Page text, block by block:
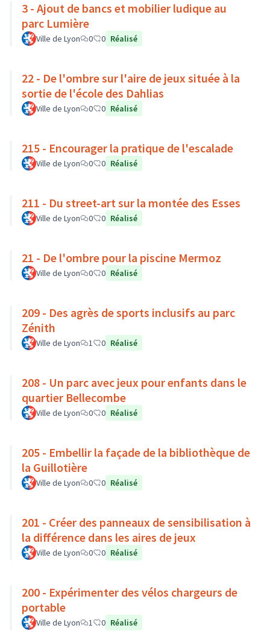
3 - Ajout de bancs et mobilier ludique au
parc Lumière
Ville de Lyon 0 0 Réalisé
22 - De l'ombre sur l'aire de jeux située à la
sortie de l'école des Dahlias
Ville de Lyon 0 0 Réalisé
215 - Encourager la pratique de l'escalade
Ville de Lyon 0 0 Réalisé
211 - Du street-art sur la montée des Esses
Ville de Lyon 0 0 Réalisé
21 - De l'ombre pour la piscine Mermoz
Ville de Lyon 0 0 Réalisé
209 - Des agrès de sports inclusifs au parc
Zénith
Ville de Lyon 1 0 Réalisé
208 - Un parc avec jeux pour enfants dans le
quartier Bellecombe
Ville de Lyon 0 0 Réalisé
205 - Embellir la façade de la bibliothèque de
la Guillotière
Ville de Lyon 0 0 Réalisé
201 - Créer des panneaux de sensibilisation à
la différence dans les aires de jeux
Ville de Lyon 0 0 Réalisé
200 - Expérimenter des vélos chargeurs de
portable
Ville de Lyon 1 0 Réalisé